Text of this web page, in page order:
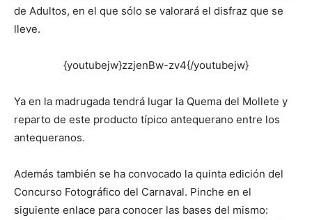
de Adultos, en el que sólo se valorará el disfraz que se
lleve.
{youtubejw}zzjenBw-zv4{/youtubejw}
Ya en la madrugada tendrá lugar la Quema del Mollete y
reparto de este producto típico antequerano entre los
antequeranos.
Además también se ha convocado la quinta edición del
Concurso Fotográfico del Carnaval. Pinche en el
siguiente enlace para conocer las bases del mismo: